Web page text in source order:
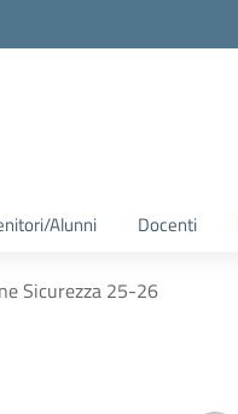
Alunni Docenti
Sicurezza 25-26